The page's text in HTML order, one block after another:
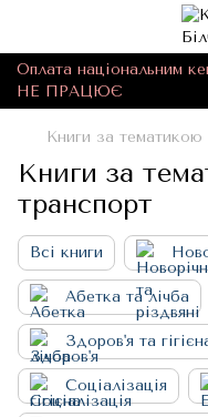
Оплата національним
НЕ ПРАЦЮЄ
Книги за тематикою
Книги за
транспорт
Всі книги
Абетка та лічба
Здоров'я та
Соціалізація